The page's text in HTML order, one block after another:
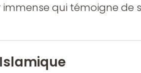
qui témoigne de